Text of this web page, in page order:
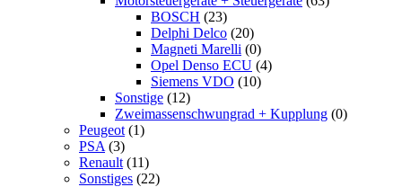
BOSCH (23)
Delphi Delco (20)
Magneti Marelli (0)
Opel Denso ECU (4)
Siemens VDO (10)
Sonstige (12)
Zweimassenschwungrad + Kupplung (0)
Peugeot (1)
PSA (3)
Renault (11)
Sonstiges (22)